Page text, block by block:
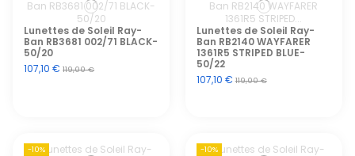
Lunettes de Soleil Ray-
Ban RB3681 002/71 BLACK-
50/20
107,10 €119,00 €
Lunettes de Soleil Ray-
Ban RB2140 WAYFARER
1361R5 STRIPED BLUE-
50/22
107,10 €119,00 €
-10% -10%